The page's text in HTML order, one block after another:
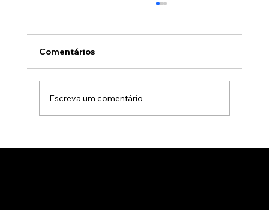
Comentários
Escreva um comentário